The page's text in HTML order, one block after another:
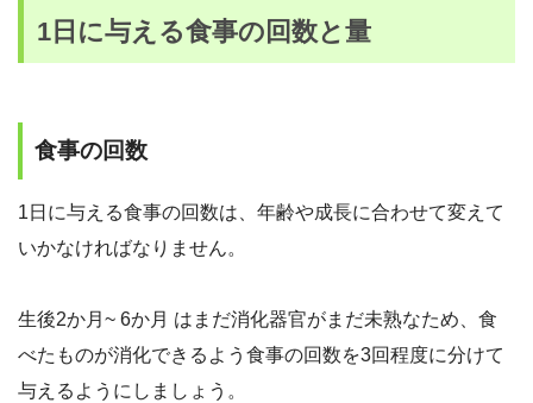
1日に与える食事の回数と量
食事の回数
1日に与える食事の回数は、年齢や成長に合わせて変えて
いかなければなりません。
生後2か月~ 6か月 はまだ消化器官がまだ未熟なため、食
べたものが消化できるよう食事の回数を3回程度に分けて
与えるようにしましょう。